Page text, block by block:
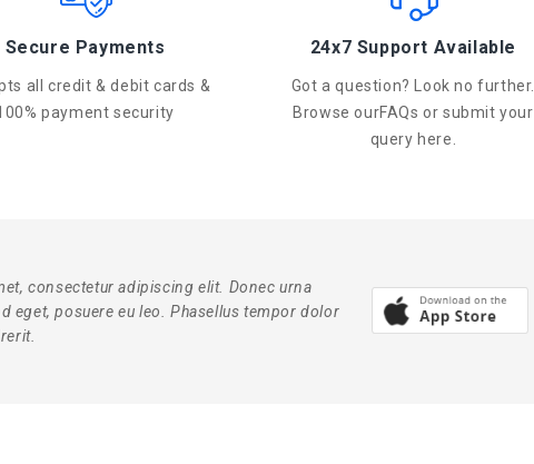
Secure Payments
all credit & debit cards &
payment security
24x7 Support Available
Got a question? Look no further.
Browse ourFAQs or submit your
query here.
consectetur adipiscing elit. Donec urna
eget, posuere eu leo. Phasellus tempor dolor